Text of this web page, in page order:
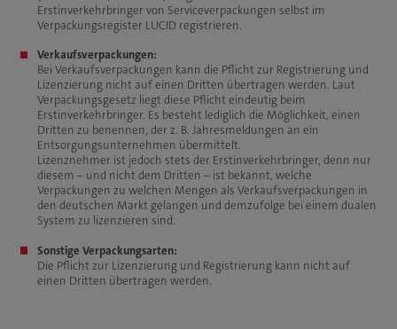
Erstinverkehrbringer von Serviceverpackungen selbst im
Verpackungsregister LUCID registrieren.
Verkaufsverpackungen:
Bei Verkaufsverpackungen kann die Pflicht zur Registrierung und
Lizenzierung nicht auf einen Dritten übertragen werden. Laut
Verpackungsgesetz liegt diese Pflicht eindeutig beim
Erstinverkehrbringer. Es besteht lediglich die Möglichkeit, einen
Dritten zu benennen, der z. B. Jahresmeldungen an ein
Entsorgungsunternehmen übermittelt.
Lizenznehmer ist jedoch stets der Erstinverkehrbringer, denn nur
diesem – und nicht dem Dritten – ist bekannt, welche
Verpackungen zu welchen Mengen als Verkaufsverpackungen in
den deutschen Markt gelangen und demzufolge bei einem dualen
System zu lizenzieren sind.
Sonstige Verpackungsarten:
Die Pflicht zur Lizenzierung und Registrierung kann nicht auf
einen Dritten übertragen werden.